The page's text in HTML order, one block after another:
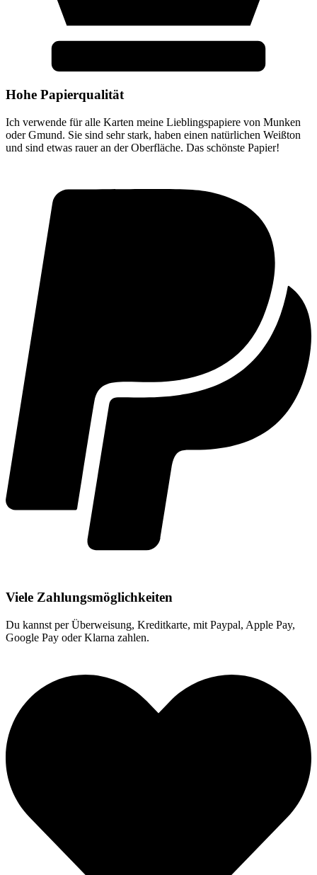
Hohe Papierqualität
Ich verwende für alle Karten meine Lieblingspapiere von Munken
oder Gmund. Sie sind sehr stark, haben einen natürlichen Weißton
und sind etwas rauer an der Oberfläche. Das schönste Papier!
Viele Zahlungsmöglichkeiten
Du kannst per Überweisung, Kreditkarte, mit Paypal, Apple Pay,
Google Pay oder Klarna zahlen.